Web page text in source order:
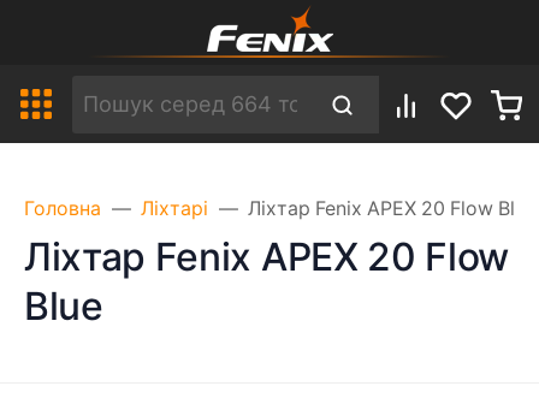
Головна Ліхтарі Ліхтар Fenix APEX 20 Flow Blue
Ліхтар Fenix APEX 20 Flow
Blue